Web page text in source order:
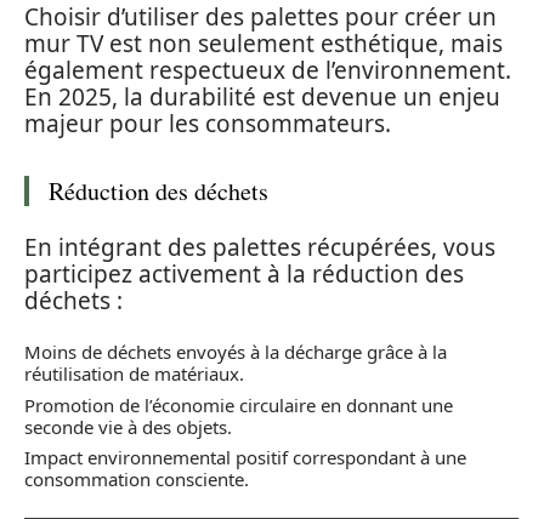
Choisir d’utiliser des palettes pour créer un
mur TV est non seulement esthétique, mais
également respectueux de l’environnement.
En 2025, la durabilité est devenue un enjeu
majeur pour les consommateurs.
Réduction des déchets
En intégrant des palettes récupérées, vous
participez activement à la réduction des
déchets :
Moins de déchets envoyés à la décharge grâce à la
réutilisation de matériaux.
Promotion de l’économie circulaire en donnant une
seconde vie à des objets.
Impact environnemental positif correspondant à une
consommation consciente.